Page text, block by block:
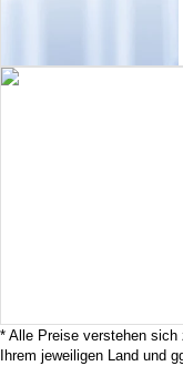
* Alle Preise verstehen
Ihrem jeweiligen Land und